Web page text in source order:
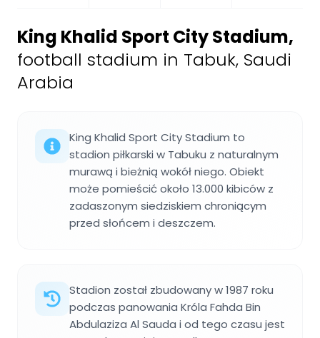
King Khalid Sport City Stadium,
football stadium in Tabuk, Saudi
Arabia
King Khalid Sport City Stadium to
stadion piłkarski w Tabuku z naturalnym
murawą i bieżnią wokół niego. Obiekt
może pomieścić około 13.000 kibiców z
zadaszonym siedziskiem chroniącym
przed słońcem i deszczem.
Stadion został zbudowany w 1987 roku
podczas panowania Króla Fahda Bin
Abdulaziza Al Sauda i od tego czasu jest